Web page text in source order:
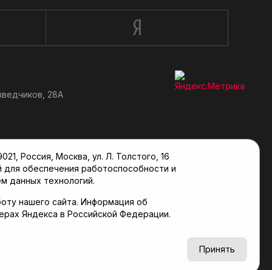
28А
6+
Россия, Москва, ул. Л. Толстого, 16
обеспечения работоспособности и
данных технологий.
нашего сайта. Информация об
Яндекса в Российской Федерации.
Принять